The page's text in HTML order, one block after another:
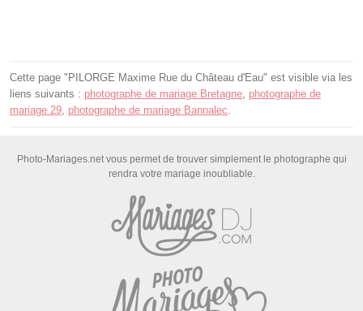
Cette page "PILORGE Maxime Rue du Château d'Eau" est visible via les
liens suivants : photographe de mariage Bretagne, photographe de
mariage 29, photographe de mariage Bannalec.
Photo-Mariages.net vous permet de trouver simplement le photographe qui
rendra votre mariage inoubliable.